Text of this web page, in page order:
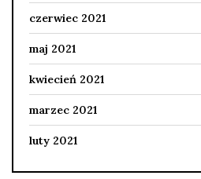
czerwiec 2021
maj 2021
kwiecień 2021
marzec 2021
luty 2021